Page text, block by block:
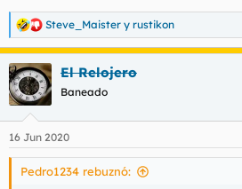
R
e
a
c
c
i
e
s
Steve_Maister y rustikon
El Relojero
Baneado
16 Jun 2020
Pedro1234 rebuznó: